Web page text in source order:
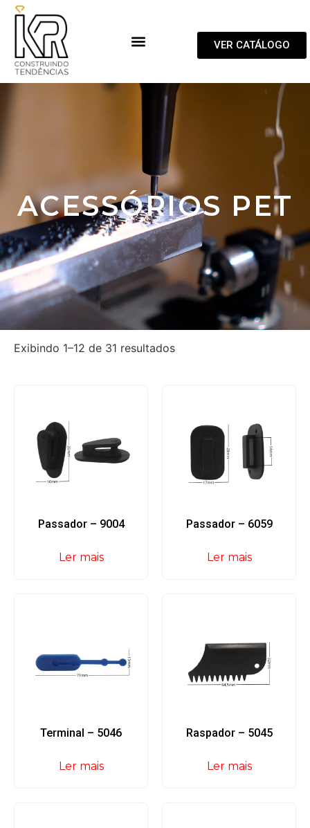
VER CATÁLOGO
ACESSÓRIOS PET
Exibindo 1–12 de 31 resultados
Passador – 9004
Ler mais
Passador – 6059
Ler mais
Terminal – 5046
Ler mais
Raspador – 5045
Ler mais